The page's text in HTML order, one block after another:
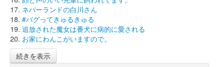
ネバーランドの白川さん
#バグってきゅるきゅる
追放された魔女は番犬に病的に愛される
お家にわんこがいますので。
続きを表示